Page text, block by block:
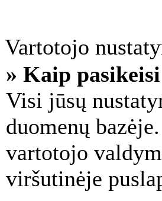
Vartotojo
» Kaip
Visi jūsų
duomenų
vartotojo
viršutinėje